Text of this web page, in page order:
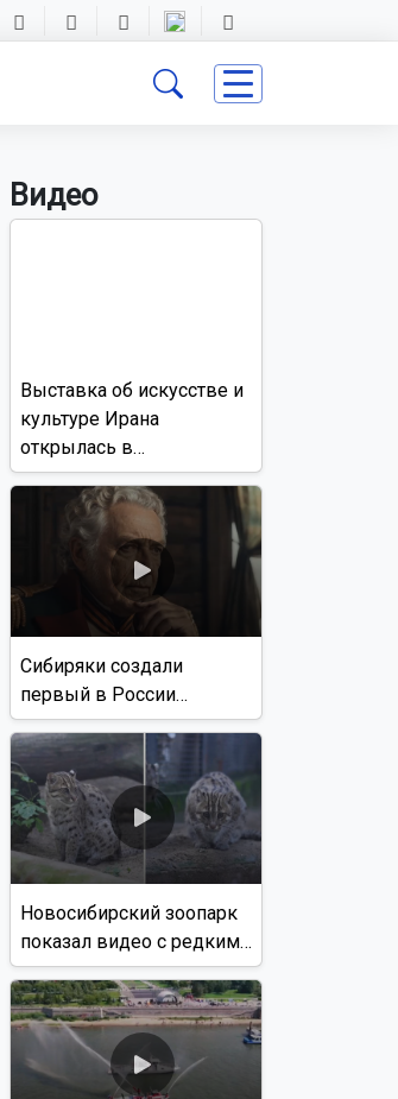
Видео
Выставка об искусстве и
культуре Ирана
открылась в
Новосибирске
Сибиряки создали
первый в России
документальный фильм
с использованием ИИ
Новосибирский зоопарк
показал видео с редким
виверровым котом